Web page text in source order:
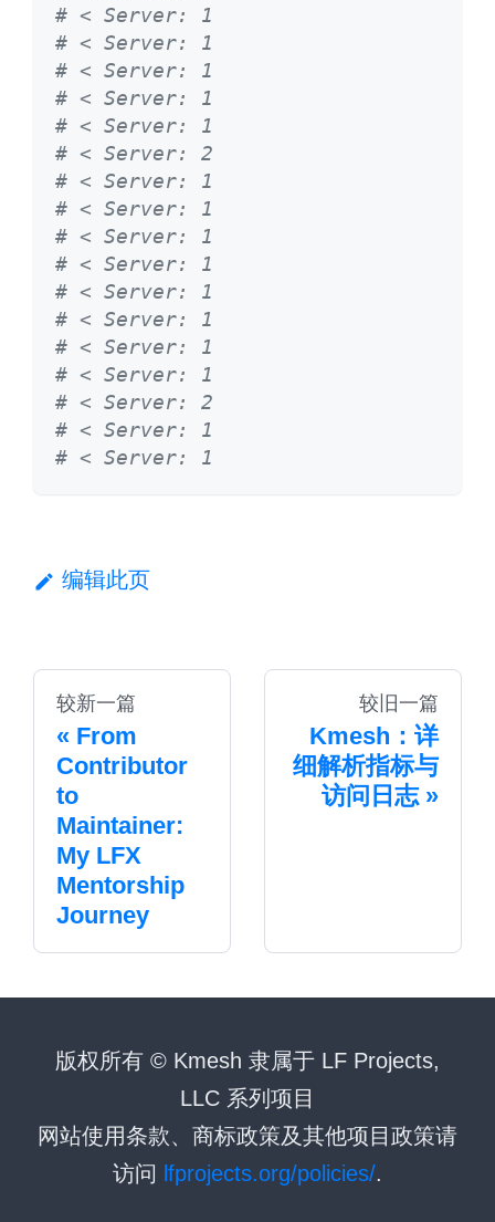
# < Server: 1
# < Server: 1
# < Server: 1
# < Server: 1
# < Server: 1
# < Server: 2
# < Server: 1
# < Server: 1
# < Server: 1
# < Server: 1
# < Server: 1
# < Server: 1
# < Server: 1
# < Server: 1
# < Server: 2
# < Server: 1
# < Server: 1
编辑此页
较新一篇
From
Contributor
to
Maintainer:
My LFX
Mentorship
Journey
较旧一篇
Kmesh：详
细解析指标与
访问日志
版权所有 © Kmesh 隶属于 LF Projects,
LLC 系列项目
网站使用条款、商标政策及其他项目政策请
访问 lfprojects.org/policies/.